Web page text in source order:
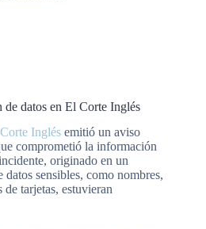
datos en El Corte Inglés
Inglés emitió un aviso
comprometió la información
originado en un
sensibles, como nombres,
tarjetas, estuvieran